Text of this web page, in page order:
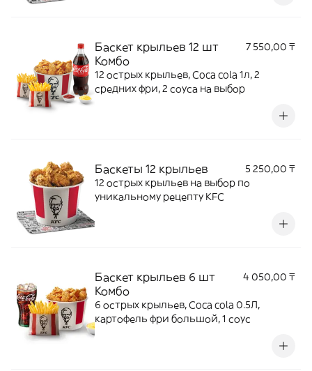
Баскет крыльев 12 шт
Комбо
7 550,00 ₸
12 острых крыльев, Coca cola 1л, 2
средних фри, 2 соуса на выбор
Баскеты 12 крыльев
5 250,00 ₸
12 острых крыльев на выбор по
уникальному рецепту KFC
Баскет крыльев 6 шт
Комбо
4 050,00 ₸
6 острых крыльев, Coca cola 0.5Л,
картофель фри большой, 1 соус